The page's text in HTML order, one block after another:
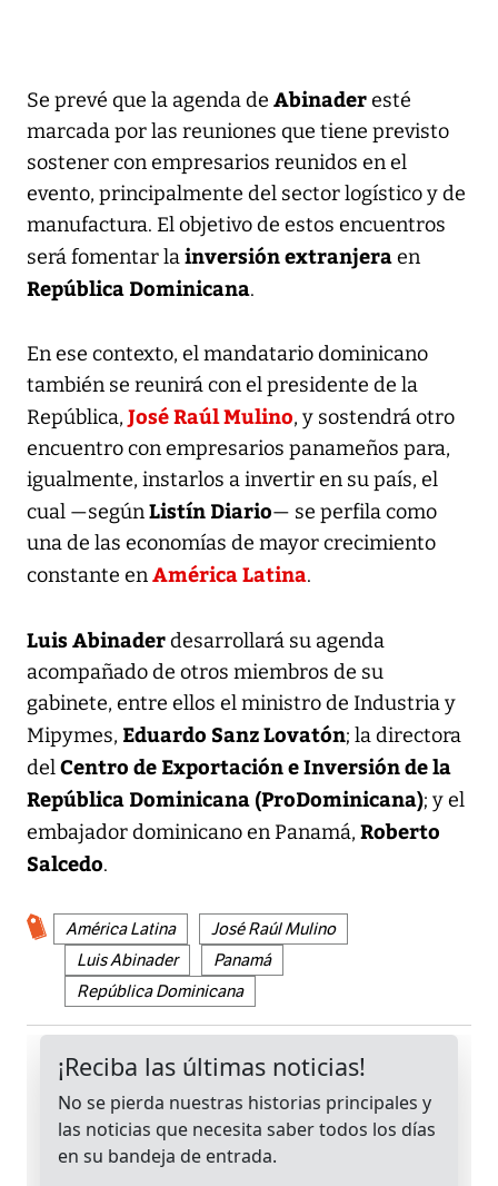
Se prevé que la agenda de Abinaderesté
marcada por las reuniones que tiene previsto
sostener con empresarios reunidos en el
evento, principalmente del sector logístico y de
manufactura. El objetivo de estos encuentros
será fomentar lainversión extranjeraen
República Dominicana.
En ese contexto, el mandatario dominicano
también se reunirá con el presidente de la
República, José Raúl Mulino, y sostendrá otro
encuentro con empresarios panameños para,
igualmente, instarlos a invertir en su país, el
cual —segúnListín Diario— se perfila como
una de las economías de mayor crecimiento
constante enAmérica Latina.
Luis Abinaderdesarrollará su agenda
acompañado de otros miembros de su
gabinete, entre ellos el ministro de Industria y
Mipymes, Eduardo Sanz Lovatón; la directora
delCentro de Exportación e Inversión de la
República Dominicana (ProDominicana); y el
embajador dominicano en Panamá, Roberto
Salcedo.
América Latina
José Raúl Mulino
Luis Abinader
Panamá
República Dominicana